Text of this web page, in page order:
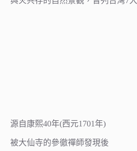
源自康熙40年(西元1701年)
被大仙寺的參徹禪師發現後